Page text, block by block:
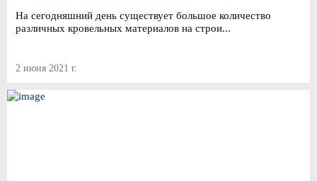
На сегодняшний день существует большое количество
различных кровельных материалов на строи...
2 июня 2021 г.